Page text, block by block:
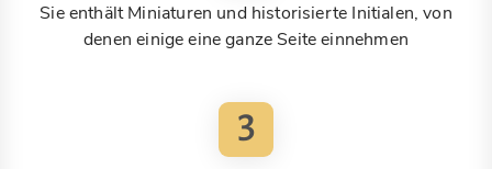
Sie enthält Miniaturen und historisierte Initialen, von
denen einige eine ganze Seite einnehmen
3